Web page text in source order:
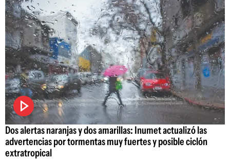
Dos alertas naranjas y dos amarillas: Inumet actualizó las
advertencias por tormentas muy fuertes y posible ciclón
extratropical